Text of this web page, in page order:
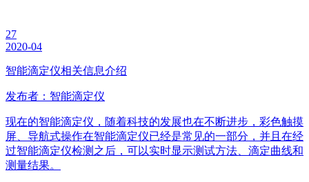
27
2020-04
智能滴定仪相关信息介绍
发布者：智能滴定仪
现在的智能滴定仪，随着科技的发展也在不断进步，彩色触摸
屏、导航式操作在智能滴定仪已经是常见的一部分，并且在经
过智能滴定仪检测之后，可以实时显示测试方法、滴定曲线和
测量结果。